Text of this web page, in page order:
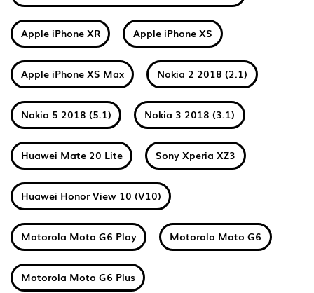
Apple iPhone XR Apple iPhone XS
Apple iPhone XS Max Nokia 2 2018 (2.1)
Nokia 5 2018 (5.1) Nokia 3 2018 (3.1)
Huawei Mate 20 Lite Sony Xperia XZ3
Huawei Honor View 10 (V10)
Motorola Moto G6 Play Motorola Moto G6
Motorola Moto G6 Plus